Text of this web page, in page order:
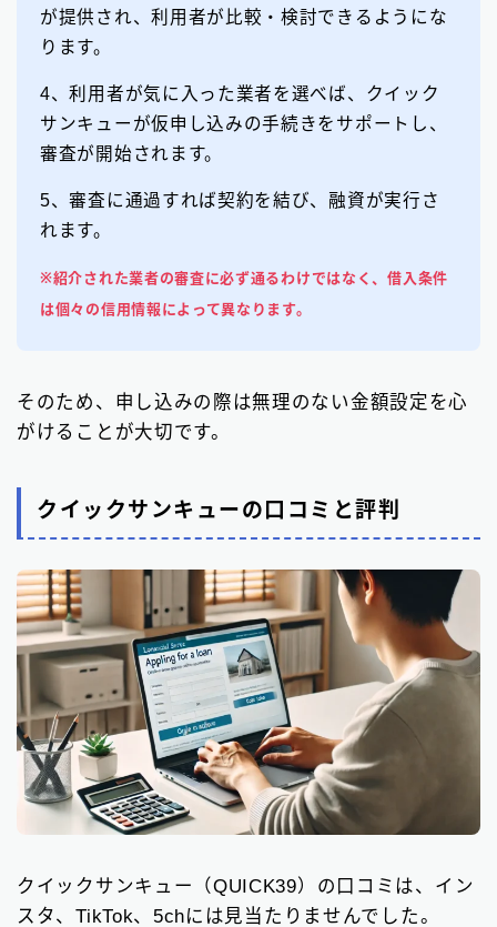
が提供され、利用者が比較・検討できるようにな
ります。
4、利用者が気に入った業者を選べば、クイック
サンキューが仮申し込みの手続きをサポートし、
審査が開始されます。
5、審査に通過すれば契約を結び、融資が実行さ
れます。
※紹介された業者の審査に必ず通るわけではなく、借入条件
は個々の信用情報によって異なります。
そのため、申し込みの際は無理のない金額設定を心
がけることが大切です。
クイックサンキューの口コミと評判
クイックサンキュー（QUICK39）の口コミは、イン
スタ、TikTok、5chには見当たりませんでした。